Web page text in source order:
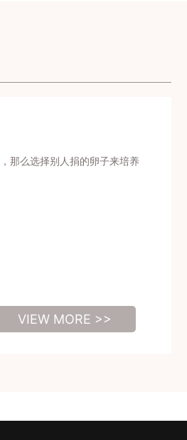
那么选择别人捐的卵子来培养
VIEW MORE >>